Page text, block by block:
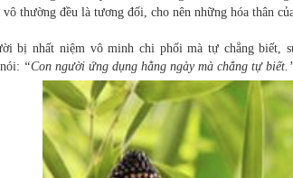
vô thường đều là tương đối, cho nên những hóa thân
bị nhất niệm vô minh chi phối mà tự chẳng biết,
“Con người ứng dụng hằng ngày mà chẳng tự